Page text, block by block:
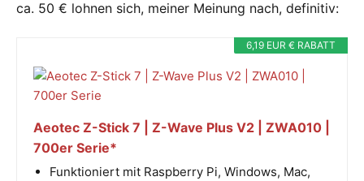
ca. 50 € lohnen sich, meiner Meinung nach, definitiv:
6,19 EUR € RABATT
Aeotec Z-Stick 7 | Z-Wave Plus V2 | ZWA010 |
700er Serie*
Funktioniert mit Raspberry Pi, Windows, Mac,